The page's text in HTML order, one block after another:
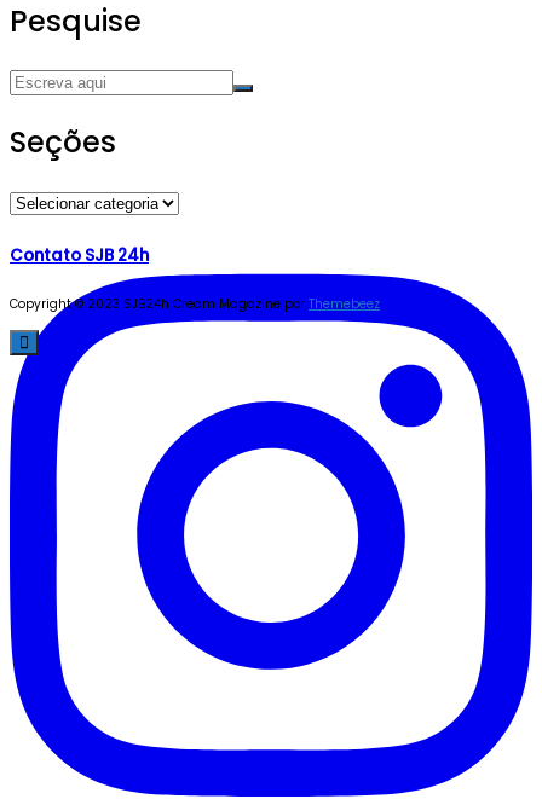
Pesquise
Seções
Seções
Contato SJB 24h
Copyright © 2023 SJB24h Cream Magazine por Themebeez